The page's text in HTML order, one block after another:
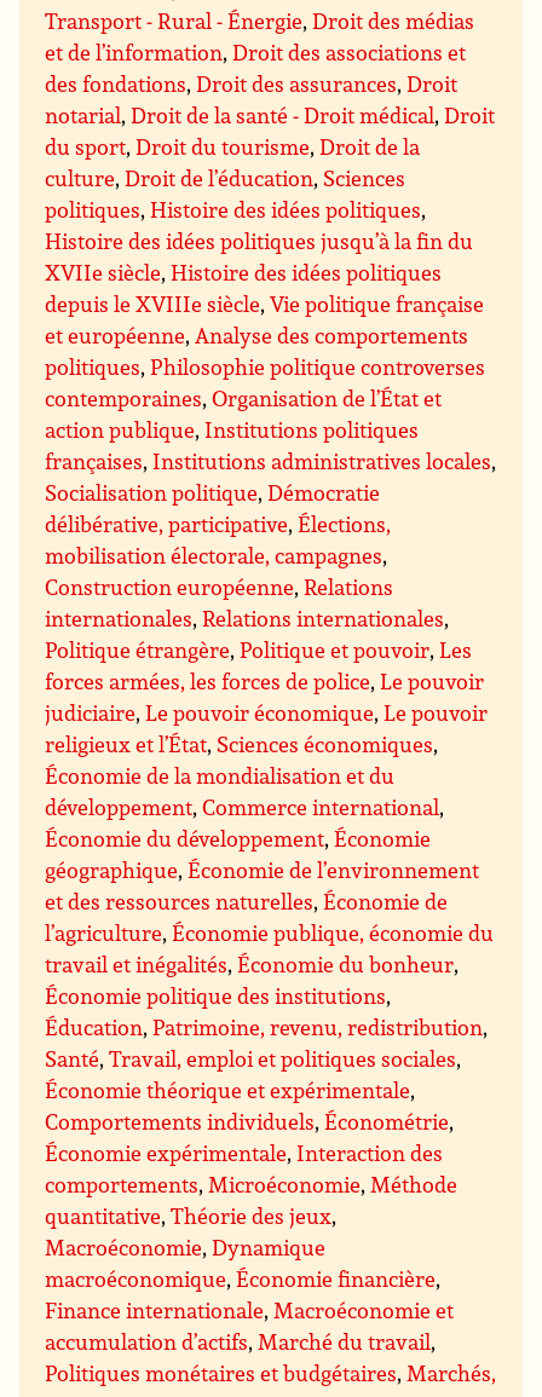
Transport - Rural - Énergie,Droit des médias
et de l’information,Droit des associations et
des fondations,Droit des assurances,Droit
notarial,Droit de la santé - Droit médical,Droit
du sport,Droit du tourisme,Droit de la
culture,Droit de l’éducation, Sciences
politiques,Histoire des idées politiques,
Histoire des idées politiques jusqu’à la fin du
XVIIe siècle,Histoire des idées politiques
depuis le XVIIIe siècle,Vie politique française
et européenne, Analyse des comportements
politiques,Philosophie politique controverses
contemporaines,Organisation de l’État et
action publique, Institutions politiques
françaises, Institutions administratives locales,
Socialisation politique,Démocratie
délibérative, participative,Élections,
mobilisation électorale, campagnes,
Construction européenne,Relations
internationales,Relations internationales,
Politique étrangère,Politique et pouvoir,Les
forces armées, les forces de police,Le pouvoir
judiciaire,Le pouvoir économique,Le pouvoir
religieux et l’État, Sciences économiques,
Économie de la mondialisation et du
développement,Commerce international,
Économie du développement,Économie
géographique,Économie de l’environnement
et des ressources naturelles,Économie de
l’agriculture,Économie publique, économie du
travail et inégalités,Économie du bonheur,
Économie politique des institutions,
Éducation,Patrimoine, revenu, redistribution,
Santé,Travail, emploi et politiques sociales,
Économie théorique et expérimentale,
Comportements individuels,Économétrie,
Économie expérimentale, Interaction des
comportements, Microéconomie, Méthode
quantitative,Théorie des jeux,
Macroéconomie,Dynamique
macroéconomique,Économie financière,
Finance internationale, Macroéconomie et
accumulation d’actifs, Marché du travail,
Politiques monétaires et budgétaires, Marchés,